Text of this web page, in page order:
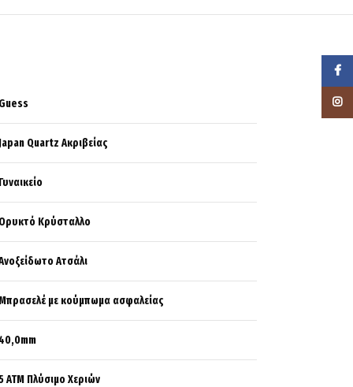
Guess
Japan Quartz Ακριβείας
Γυναικείο
Ορυκτό Κρύσταλλο
Ατσάλι
Μπρασελέ με κούμπωμα ασφαλείας
40,0mm
ΑΤΜ Πλύσιμο Χεριών